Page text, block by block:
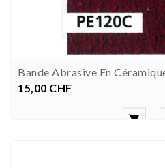
Bande Abrasive En
Prezzo
15,00 CHF
